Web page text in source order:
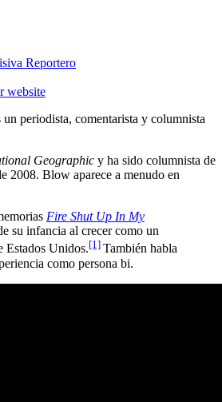
Reportero
website
un periodista, comentarista y columnista
Geographic y ha sido columnista de
2008. Blow aparece a menudo en
Fire Shut Up In My
su infancia al crecer como un
Estados Unidos.[1] También habla
como persona bi.